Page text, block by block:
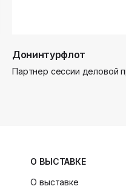
Донинтурфлот
Партнер сессии деловой
О ВЫСТАВКЕ
О выставке